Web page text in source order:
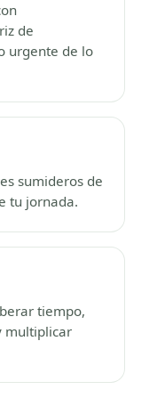
de
urgente de lo
sumideros de
tu jornada.
tiempo,
multiplicar